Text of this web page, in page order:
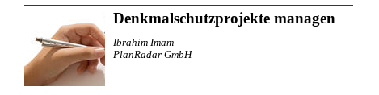
Denkmalschutzprojekte managen
Ibrahim Imam
PlanRadar GmbH